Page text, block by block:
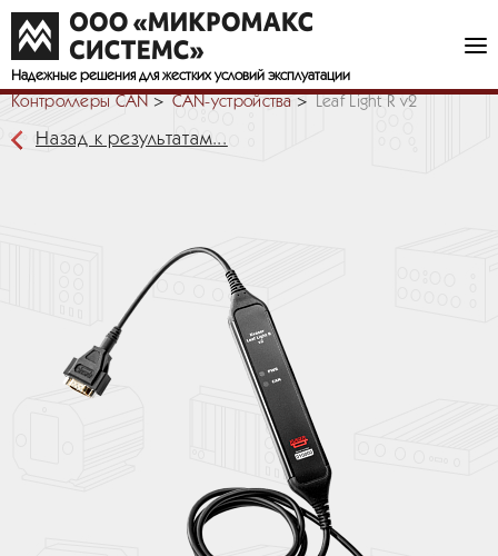
Надежные решения для жестких условий эксплуатации
Контроллеры CAN СAN-устройства Leaf Light R v2
Назад к результатам...